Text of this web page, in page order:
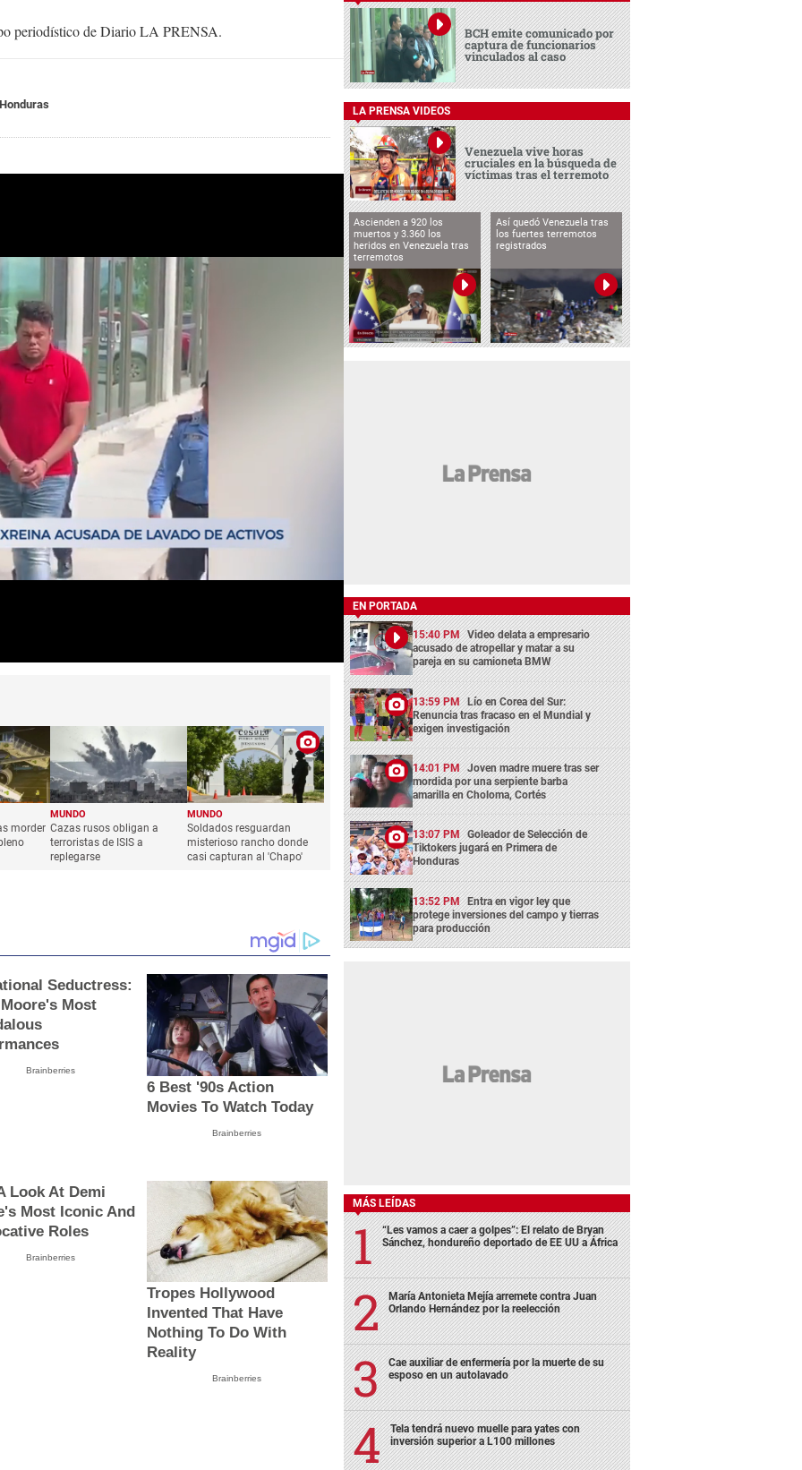
periodístico de Diario LA PRENSA.
morder
MUNDO
Cazas rusos obligan a
terroristas de ISIS a
replegarse
MUNDO
Soldados resguardan
misterioso rancho donde
casi capturan al 'Chapo'
Seductress:
Most
Brainberries
6 Best '90s Action
Movies To Watch Today
Brainberries
Look At Demi
Most Iconic And
Roles
Brainberries
Tropes Hollywood
Invented That Have
Nothing To Do With
Reality
Brainberries
BCH emite comunicado por
captura de funcionarios
vinculados al caso
LA PRENSA VIDEOS
Venezuela vive horas
cruciales en la búsqueda de
víctimas tras el terremoto
Ascienden a 920 los
muertos y 3.360 los
heridos en Venezuela tras
terremotos
Así quedó Venezuela tras
los fuertes terremotos
registrados
EN PORTADA
15:40 PM Video delata a empresario
acusado de atropellar y matar a su
pareja en su camioneta BMW
13:59 PM Lío en Corea del Sur:
Renuncia tras fracaso en el Mundial y
exigen investigación
14:01 PM Joven madre muere tras ser
mordida por una serpiente barba
amarilla en Choloma, Cortés
13:07 PM Goleador de Selección de
Tiktokers jugará en Primera de
Honduras
13:52 PM Entra en vigor ley que
protege inversiones del campo y tierras
para producción
MÁS LEÍDAS
“Les vamos a caer a golpes”: El relato de Bryan
Sánchez, hondureño deportado de EE UU a África
María Antonieta Mejía arremete contra Juan
Orlando Hernández por la reelección
Cae auxiliar de enfermería por la muerte de su
esposo en un autolavado
Tela tendrá nuevo muelle para yates con
inversión superior a L100 millones